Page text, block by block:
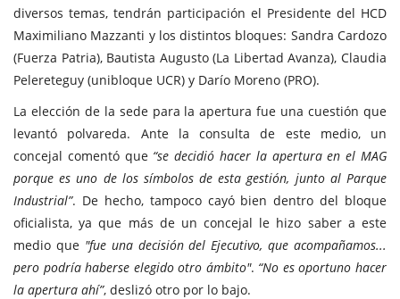
diversos temas, tendrán participación el Presidente del HCD
Maximiliano Mazzanti y los distintos bloques: Sandra Cardozo
(Fuerza Patria), Bautista Augusto (La Libertad Avanza), Claudia
Pelereteguy (unibloque UCR) y Darío Moreno (PRO).
La elección de la sede para la apertura fue una cuestión que
levantó polvareda. Ante la consulta de este medio, un
concejal comentó que “se decidió hacer la apertura en el MAG
porque es uno de los símbolos de esta gestión, junto al Parque
Industrial”. De hecho, tampoco cayó bien dentro del bloque
oficialista, ya que más de un concejal le hizo saber a este
medio que "fue una decisión del Ejecutivo, que acompañamos...
pero podría haberse elegido otro ámbito". “No es oportuno hacer
la apertura ahí”, deslizó otro por lo bajo.